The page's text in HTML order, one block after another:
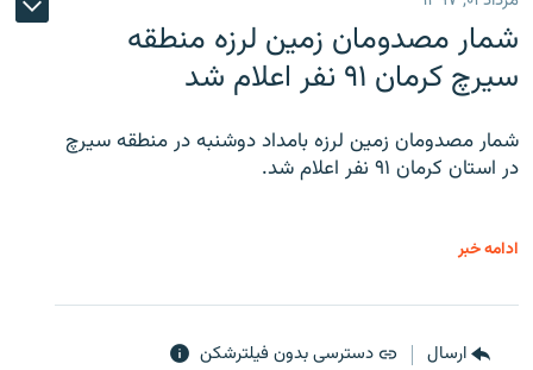
شمار مصدومان زمین لرزه منطقه
سیرچ کرمان ۹۱ نفر اعلام شد
شمار مصدومان زمین لرزه بامداد دوشنبه در منطقه سیرچ
در استان کرمان ۹۱ نفر اعلام شد.
ادامه خبر
ارسال دسترسی بدون فیلترشکن